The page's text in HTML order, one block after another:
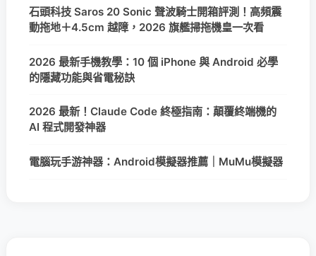
石頭科技 Saros 20 Sonic 聲波騎士開箱評測！高頻震
動拖地＋4.5cm 越障，2026 旗艦掃拖機皇一次看
2026 最新手機教學：10 個 iPhone 與 Android 必學
的隱藏功能與省電秘訣
2026 最新！Claude Code 終極指南：顛覆終端機的
AI 程式開發神器
電腦玩手游神器：Android模擬器推薦｜MuMu模擬器